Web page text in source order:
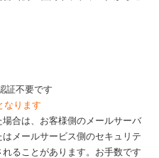
証不要です
なります
合は、お客様側のメールサーバ
メールサービス側のセキュリテ
ることがあります。お手数です